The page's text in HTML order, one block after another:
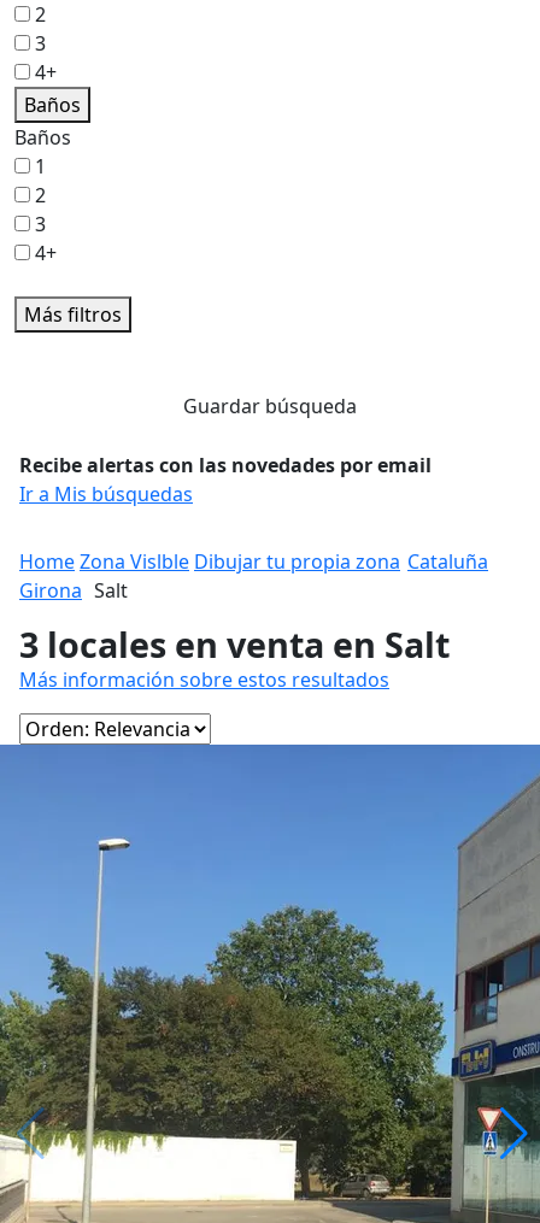
2
3
4+
Baños
Baños
1
2
3
4+
Más filtros
Guardar búsqueda
Recibe alertas con las novedades por email
Ir a Mis búsquedas
HomeZona Vislble Dibujar tu propia zona Cataluña
Girona Salt
3 locales en venta en Salt
Más información sobre estos resultados